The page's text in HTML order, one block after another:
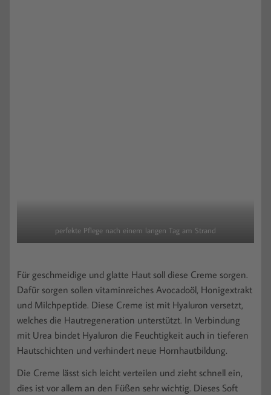
perfekte Pflege nach einem langen Tag am Strand
Für geschmeidige und glatte Haut soll diese Creme sorgen.
Dafür sorgen sollen vitaminreiches Avocadoöl, Honigextrakt
und Milchpeptide. Diese Creme ist mit Hyaluron versetzt,
welches die Hautregeneration unterstützt. In Verbindung
mit Urea bindet Hyaluron die Feuchtigkeit auch in tieferen
Hautschichten und verhindert neue Hornhautbildung.
Die Creme lässt sich leicht verteilen und zieht schnell ein,
dies ist vor allem an den Füßen sehr wichtig. Dieses Soft